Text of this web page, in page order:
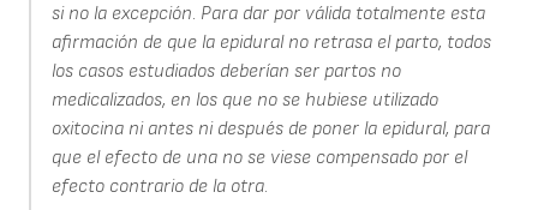
si no la excepción. Para dar por válida totalmente esta
afirmación de que la epidural no retrasa el parto, todos
los casos estudiados deberían ser partos no
medicalizados, en los que no se hubiese utilizado
oxitocina ni antes ni después de poner la epidural, para
que el efecto de una no se viese compensado por el
efecto contrario de la otra.